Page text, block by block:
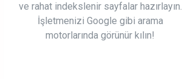
ve rahat indekslenir sayfalar hazırlayın.
İşletmenizi Google gibi arama
motorlarında görünür kılın!